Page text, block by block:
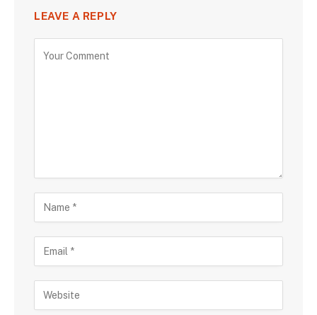
LEAVE A REPLY